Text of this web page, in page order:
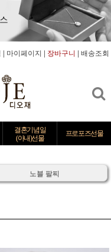
| 마이페이지 | 장바구니 | 배송조회
결혼기념일
(아내)선물
프로포즈선물
노블 팔찌